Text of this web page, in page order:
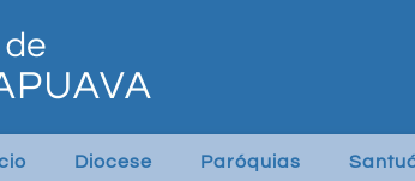
Diocese Paróquias